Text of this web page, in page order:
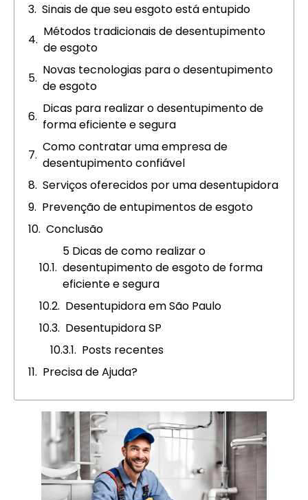
Sinais de que seu esgoto está entupido
Métodos tradicionais de desentupimento
de esgoto
Novas tecnologias para o desentupimento
de esgoto
Dicas para realizar o desentupimento de
forma eficiente e segura
Como contratar uma empresa de
desentupimento confiável
Serviços oferecidos por uma desentupidora
Prevenção de entupimentos de esgoto
Conclusão
5 Dicas de como realizar o
desentupimento de esgoto de forma
eficiente e segura
Desentupidora em São Paulo
Desentupidora SP
Posts recentes
Precisa de Ajuda?